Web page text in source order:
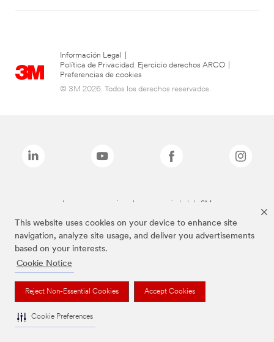
This website uses cookies on your device to enhance site
navigation, analyze site usage, and deliver you advertisements
based on your interests.
Cookie Notice
Reject Non-Essential Cookies Accept Cookies
Cookie Preferences
Información Legal
Política de Privacidad. Ejercicio derechos ARCO
Preferencias de cookies
© 3M 2026. Todos los derechos reservados.
Las marcas mencionadas son propiedad de 3M